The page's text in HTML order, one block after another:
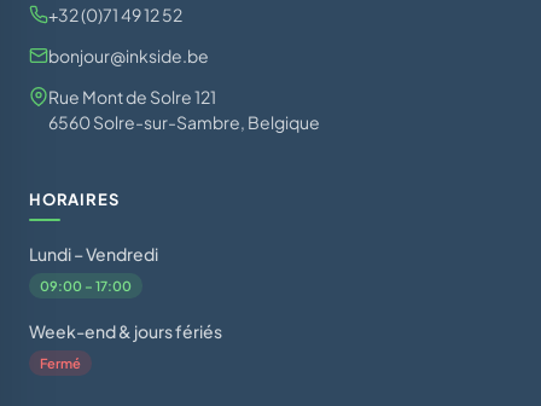
+32 (0)71 49 12 52
bonjour@inkside.be
Rue Mont de Solre 121
6560 Solre-sur-Sambre, Belgique
HORAIRES
Lundi – Vendredi
09:00 – 17:00
Week-end & jours fériés
Fermé